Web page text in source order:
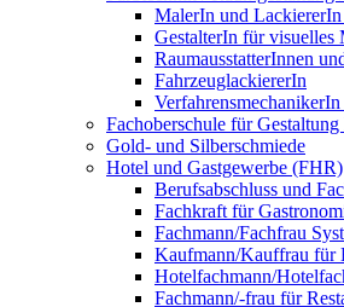
MalerIn und
GestalterIn für visuelles
RaumausstatterInnen
FahrzeuglackiererIn
Fachoberschule für
Gold- und Silberschmiede
Hotel und Gastgewerbe (FHR)
Berufsabschluss und
Fachkraft für
Fachmann/Fachfrau
Kaufmann/Kauffrau für
Hotelfachmann/
Fachmann/-frau für